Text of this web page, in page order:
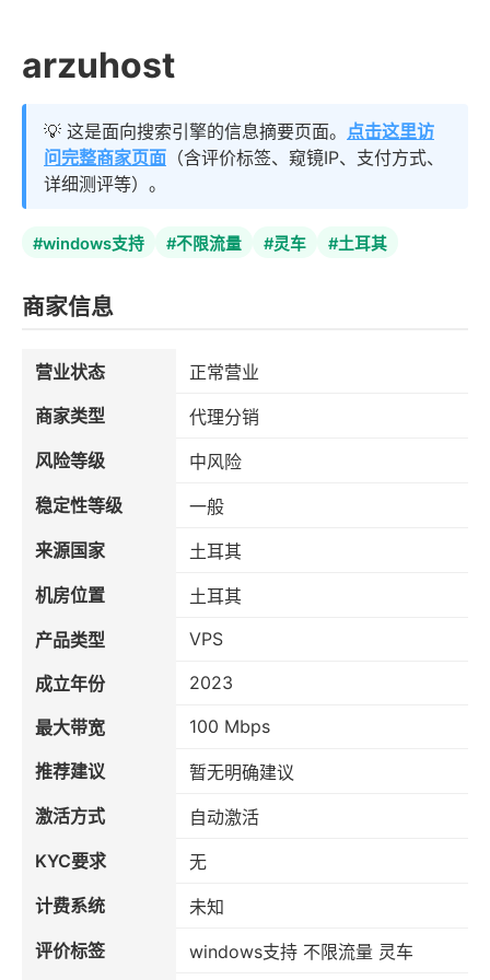
arzuhost
💡 这是面向搜索引擎的信息摘要页面。 点击这里访
问完整商家页面 （含评价标签、窥镜IP、支付方式、
详细测评等）。
#windows支持 #不限流量 #灵车 #土耳其
商家信息
营业状态
正常营业
商家类型
代理分销
风险等级
中风险
稳定性等级
一般
来源国家
土耳其
机房位置
土耳其
产品类型
VPS
成立年份 2023
最大带宽 100 Mbps
推荐建议
暂无明确建议
激活方式
自动激活
KYC要求
无
计费系统
未知
评价标签
windows支持 不限流量 灵车